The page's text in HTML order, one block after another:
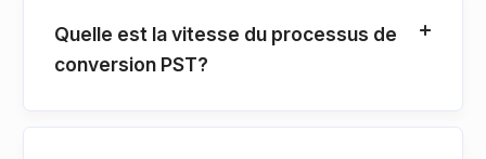
Quelle est la vitesse du processus de
conversion PST?